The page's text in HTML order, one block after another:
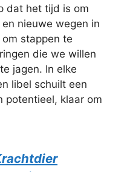
dat het tijd is om
nieuwe wegen in
stappen te
die we willen
jagen. In elke
libel schuilt een
potentieel, klaar om